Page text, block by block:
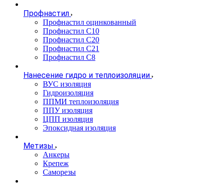
Профнастил
Профнастил оцинкованный
Профнастил С10
Профнастил С20
Профнастил С21
Профнастил С8
Нанесение гидро и теплоизоляции
ВУС изоляция
Гидроизоляция
ППМИ теплоизоляция
ППУ изоляция
ЦПП изоляция
Эпоксидная изоляция
Метизы
Анкеры
Крепеж
Саморезы